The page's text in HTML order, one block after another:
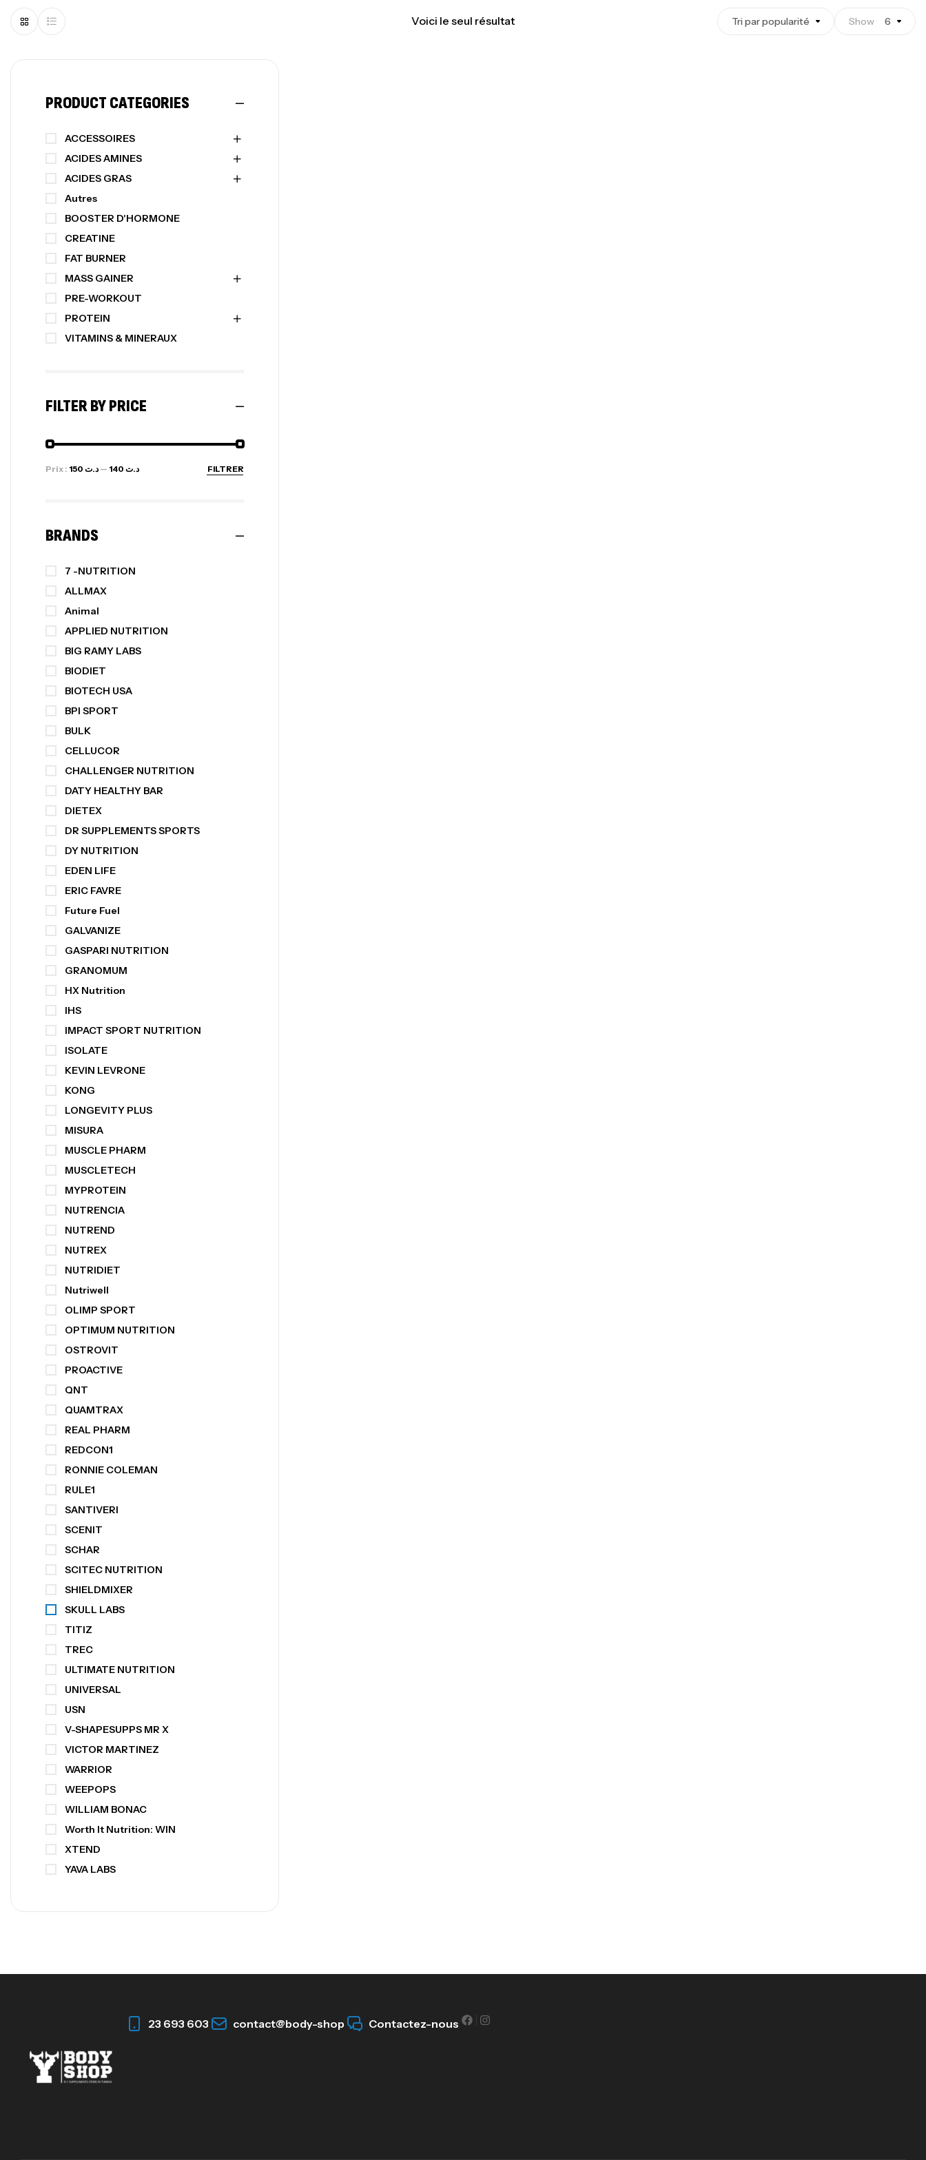
Voici le seul résultat Tri par popularité Show 6
PRODUCT CATEGORIES
ACCESSOIRES
ACIDES AMINES
ACIDES GRAS
Autres
BOOSTER D'HORMONE
CREATINE
FAT BURNER
MASS GAINER
PRE-WORKOUT
PROTEIN
VITAMINS & MINERAUX
FILTER BY PRICE
FILTRER
Prix : د.ت 140 —د.ت 150
BRANDS
7 -NUTRITION
ALLMAX
Animal
APPLIED NUTRITION
BIG RAMY LABS
BIODIET
BIOTECH USA
BPI SPORT
BULK
CELLUCOR
CHALLENGER NUTRITION
DATY HEALTHY BAR
DIETEX
DR SUPPLEMENTS SPORTS
DY NUTRITION
EDEN LIFE
ERIC FAVRE
Future Fuel
GALVANIZE
GASPARI NUTRITION
GRANOMUM
HX Nutrition
IHS
IMPACT SPORT NUTRITION
ISOLATE
KEVIN LEVRONE
KONG
LONGEVITY PLUS
MISURA
MUSCLE PHARM
MUSCLETECH
MYPROTEIN
NUTRENCIA
NUTREND
NUTREX
NUTRIDIET
Nutriwell
OLIMP SPORT
OPTIMUM NUTRITION
OSTROVIT
PROACTIVE
QNT
QUAMTRAX
REAL PHARM
REDCON1
RONNIE COLEMAN
RULE1
SANTIVERI
SCENIT
SCHAR
SCITEC NUTRITION
SHIELDMIXER
SKULL LABS
TITIZ
TREC
ULTIMATE NUTRITION
UNIVERSAL
USN
V-SHAPESUPPS MR X
VICTOR MARTINEZ
WARRIOR
WEEPOPS
WILLIAM BONAC
Worth It Nutrition: WIN
XTEND
YAVA LABS
23 693 603 contact@body-shop Contactez-nous